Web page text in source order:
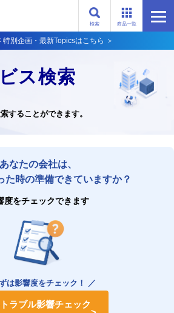
商品一覧
検索
特別企画・最新Topicsはこちら ＞
ス検索
することができます。
あなたの会社は、
た時の準備できていますか？
度をチェックできます
は影響度をチェック！ ／
ラブル影響チェック